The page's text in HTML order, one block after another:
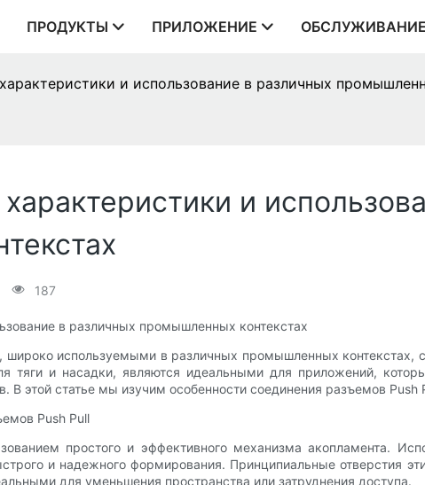
ПРОДУКТЫ ПРИЛОЖЕНИЕ
и использование в различных
и
187
в различных промышленных контекстах
широко используемыми в различных промышленных
тяги и насадки, являются идеальными для приложений,
В этой статье мы изучим особенности соединения разъемов
Push Pull
простого и эффективного механизма акопламента.
и надежного формирования. Принципиальные отверстия
для уменьшения пространства или затруднения доступа.